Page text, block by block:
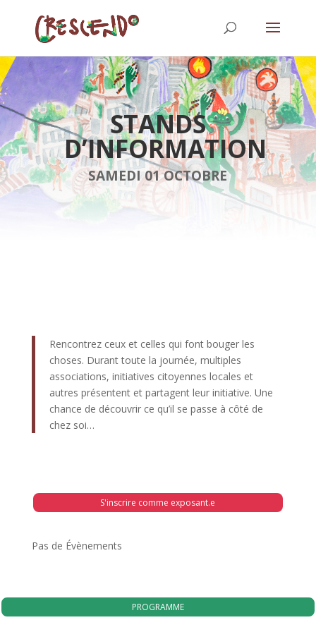
STANDS
D’INFORMATION
SAMEDI 01 OCTOBRE
Rencontrez ceux et celles qui font bouger les
choses. Durant toute la journée, multiples
associations, initiatives citoyennes locales et
autres présentent et partagent leur initiative. Une
chance de découvrir ce qu’il se passe à côté de
chez soi…
S'inscrire comme exposant.e
Pas de Évènements
PROGRAMME